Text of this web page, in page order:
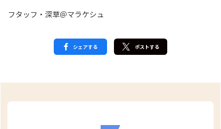
フタッフ・深草＠マラケシュ
シェアする ポストする